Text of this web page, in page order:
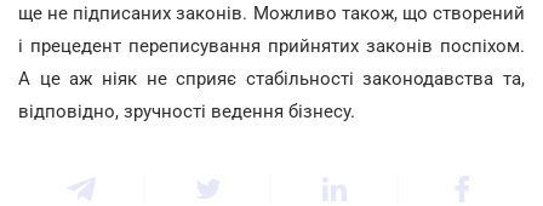
ще не підписаних законів. Можливо також, що створений
і прецедент переписування прийнятих законів поспіхом.
А це аж ніяк не сприяє стабільності законодавства та,
відповідно, зручності ведення бізнесу.